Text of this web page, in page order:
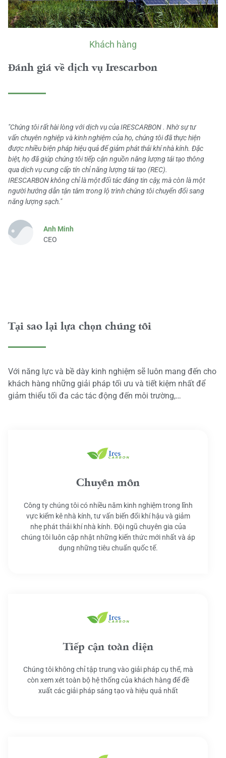
Khách hàng
Đánh giá về dịch vụ Irescarbon
"Chúng tôi rất hài lòng với dịch vụ của IRESCARBON . Nhờ sự tư
vấn chuyên nghiệp và kinh nghiệm của họ, chúng tôi đã thực hiện
được nhiều biện pháp hiệu quả để giảm phát thải khí nhà kính. Đặc
biệt, họ đã giúp chúng tôi tiếp cận nguồn năng lượng tái tạo thông
qua dịch vụ cung cấp tín chỉ năng lượng tái tạo (REC).
IRESCARBON không chỉ là một đối tác đáng tin cậy, mà còn là một
người hướng dẫn tận tâm trong lộ trình chúng tôi chuyển đổi sang
năng lượng sạch."
Anh Minh
CEO
Tại sao lại lựa chọn chúng tôi
Với năng lực và bề dày kinh nghiệm sẽ luôn mang đến cho
khách hàng những giải pháp tối ưu và tiết kiệm nhất để
giảm thiểu tối đa các tác động đến môi trường,…
Chuyên môn
Công ty chúng tôi có nhiều năm kinh nghiệm trong lĩnh
vực kiểm kê nhà kính, tư vấn biến đổi khí hậu và giảm
nhẹ phát thải khí nhà kính. Đội ngũ chuyên gia của
chúng tôi luôn cập nhật những kiến thức mới nhất và áp
dụng những tiêu chuẩn quốc tế.
Tiếp cận toàn diện
Chúng tôi không chỉ tập trung vào giải pháp cụ thể, mà
còn xem xét toàn bộ hệ thống của khách hàng để đề
xuất các giải pháp sáng tạo và hiệu quả nhất